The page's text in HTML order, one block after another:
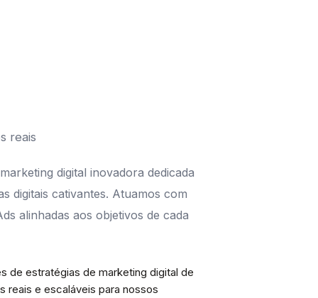
reais
digital inovadora dedicada
digitais cativantes. Atuamos com
alinhadas aos objetivos de cada
de estratégias de marketing digital de
reais e escaláveis para nossos